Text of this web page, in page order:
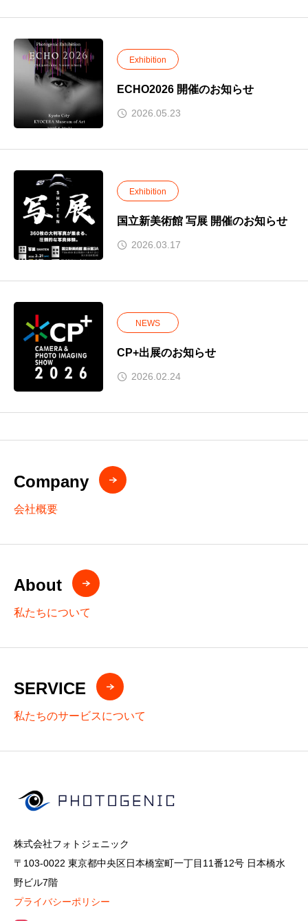
Exhibition
ECHO2026 開催のお知らせ
2026.05.23
Exhibition
国立新美術館 写展 開催のお知らせ
2026.03.17
NEWS
CP+出展のお知らせ
2026.02.24
Company
会社概要
About
私たちについて
SERVICE
私たちのサービスについて
株式会社フォトジェニック
〒103-0022 東京都中央区日本橋室町一丁目11番12号 日本橋水
野ビル7階
プライバシーポリシー